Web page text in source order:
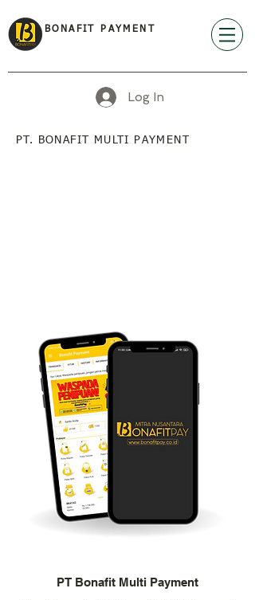
BONAFIT PAYMENT
Log In
PT. BONAFIT MULTI PAYMENT
PT Bonafit Multi Payment